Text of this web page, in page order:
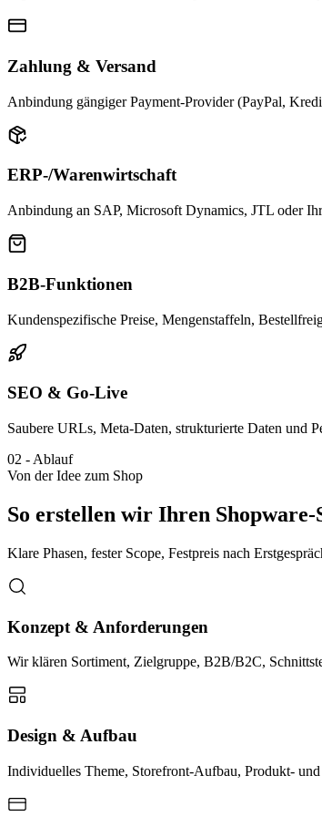
Zahlung & Versand
Anbindung gängiger Payment-Provider (PayPal,
ERP-/Warenwirtschaft
Anbindung an SAP, Microsoft Dynamics, JTL oder
B2B-Funktionen
Kundenspezifische Preise, Mengenstaffeln,
SEO & Go-Live
Saubere URLs, Meta-Daten, strukturierte Daten und
02 - Ablauf
Von der Idee zum Shop
So erstellen wir Ihren Shopware-
Klare Phasen, fester Scope, Festpreis nach
Konzept & Anforderungen
Wir klären Sortiment, Zielgruppe, B2B/B2C,
Design & Aufbau
Individuelles Theme, Storefront-Aufbau, Produkt-